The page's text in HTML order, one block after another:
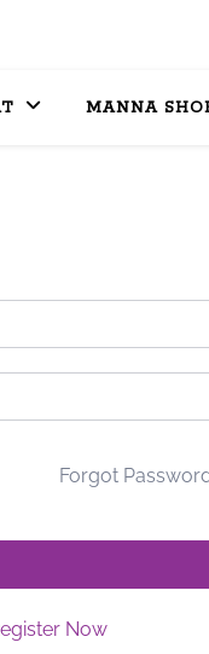
MANNA
Forgot
Now